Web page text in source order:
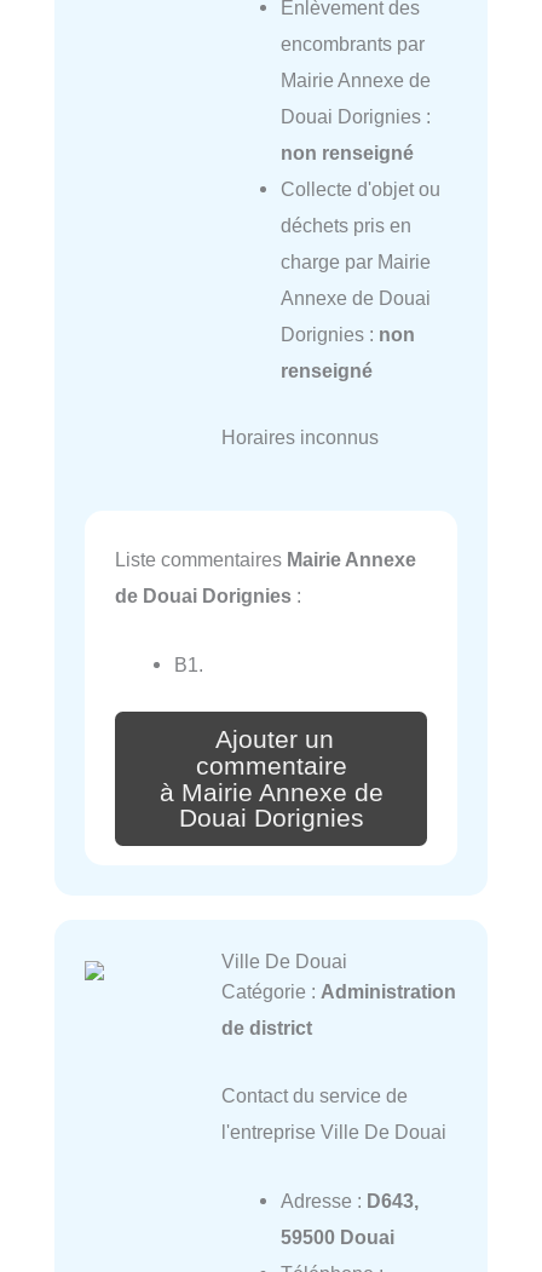
Enlèvement des
encombrants par
Mairie Annexe de
Douai Dorignies :
non renseigné
Collecte d'objet ou
déchets pris en
charge par Mairie
Annexe de Douai
Dorignies : non
renseigné
Horaires inconnus
Liste commentaires Mairie Annexe
de Douai Dorignies :
B1.
Ajouter un
commentaire
à Mairie Annexe de
Douai Dorignies
Ville De Douai
Catégorie : Administration
de district
Contact du service de
l'entreprise Ville De Douai
Adresse : D643,
59500 Douai